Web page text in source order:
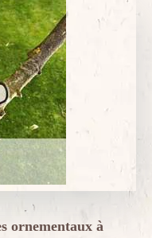
ornementaux à